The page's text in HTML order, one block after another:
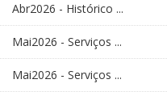
Abr2026 - Histórico ...
Mai2026 - Serviços ...
Mai2026 - Serviços ...